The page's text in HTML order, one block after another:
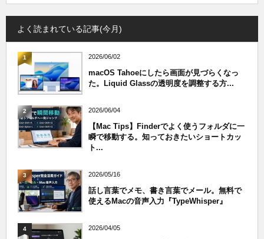
よく読まれている記事(今月)
1 2026/06/02
macOS Tahoeにしたら画面が見づらくなっ
た。Liquid Glassの透明度を調整する方...
2 2026/06/04
【Mac Tips】Finderでよく使うフォルダに一
瞬で移動する。知っておきたいショートカッ
ト...
3 2026/05/16
話し言葉でメモ、書き言葉でメール。無料で
使えるMacの音声入力『TypeWhisper』
4 2026/04/05